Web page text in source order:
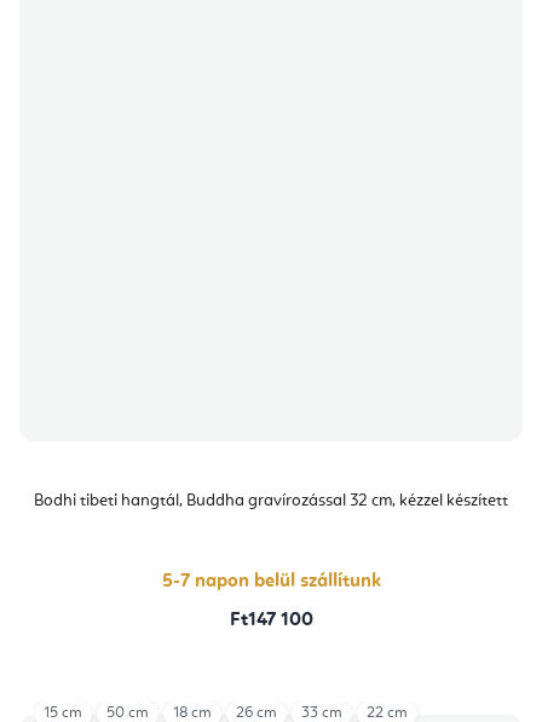
Bodhi tibeti hangtál, Buddha gravírozással 32 cm, kézzel készített
5-7 napon belül szállítunk
Ft147 100
15 cm 50 cm 18 cm 26 cm 33 cm 22 cm